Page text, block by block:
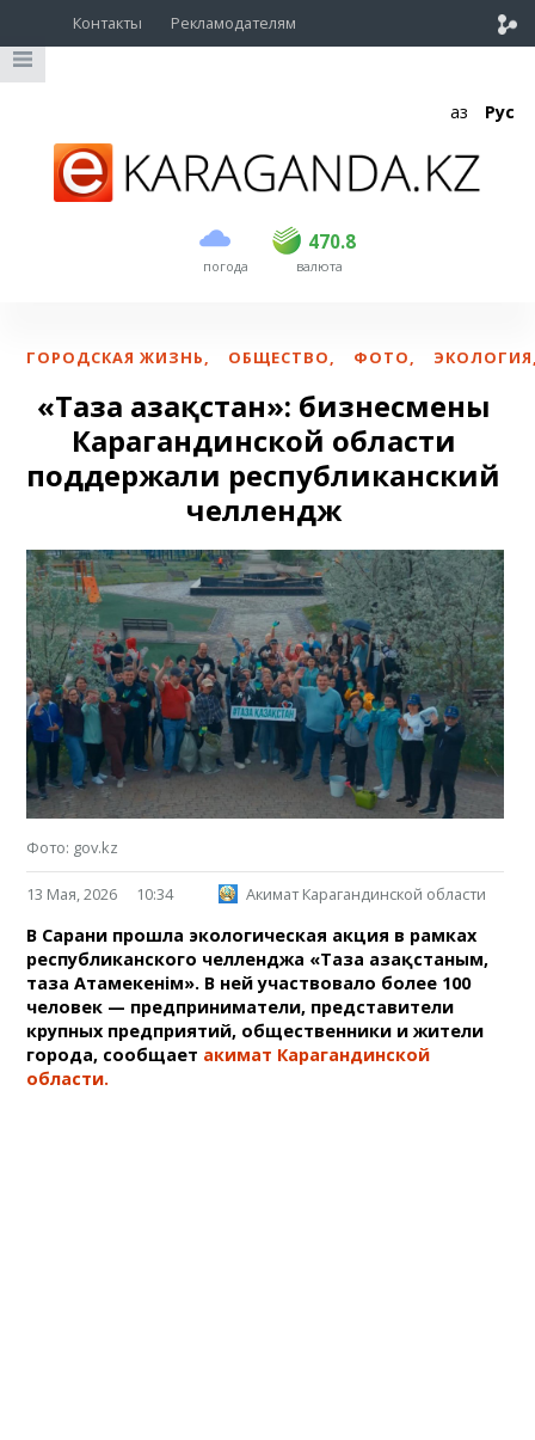
Контакты Рекламодателям
Қаз Рус
погода
470.8
USD 468.5 470.8
EUR валюта
ГОРОДСКАЯ ЖИЗНЬ, ОБЩЕСТВО, ФОТО, ЭКОЛОГИЯ
«Таза Қазақстан»: бизнесмены
Карагандинской области
поддержали республиканский
челлендж
Фото: gov.kz
13 Мая, 2026 10:34 Акимат Карагандинской области
В Сарани прошла экологическая акция в рамках
республиканского челленджа «Таза Қазақстаным,
таза Атамекенім». В ней участвовало более 100
человек — предприниматели, представители
крупных предприятий, общественники и жители
города, сообщает акимат Карагандинской
области.